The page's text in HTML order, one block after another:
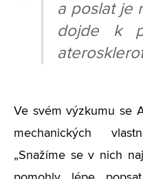
a poslat je
dojde k
Ve svém výzkumu se
mechanických
„Snažíme se v nich